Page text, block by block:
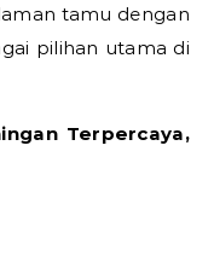
tamu dengan
pilihan utama di
Terpercaya,